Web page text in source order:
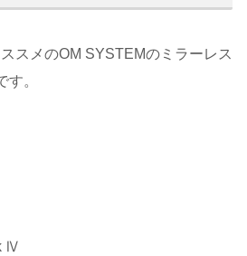
スメのOM SYSTEMのミラーレス
。
Ⅳ